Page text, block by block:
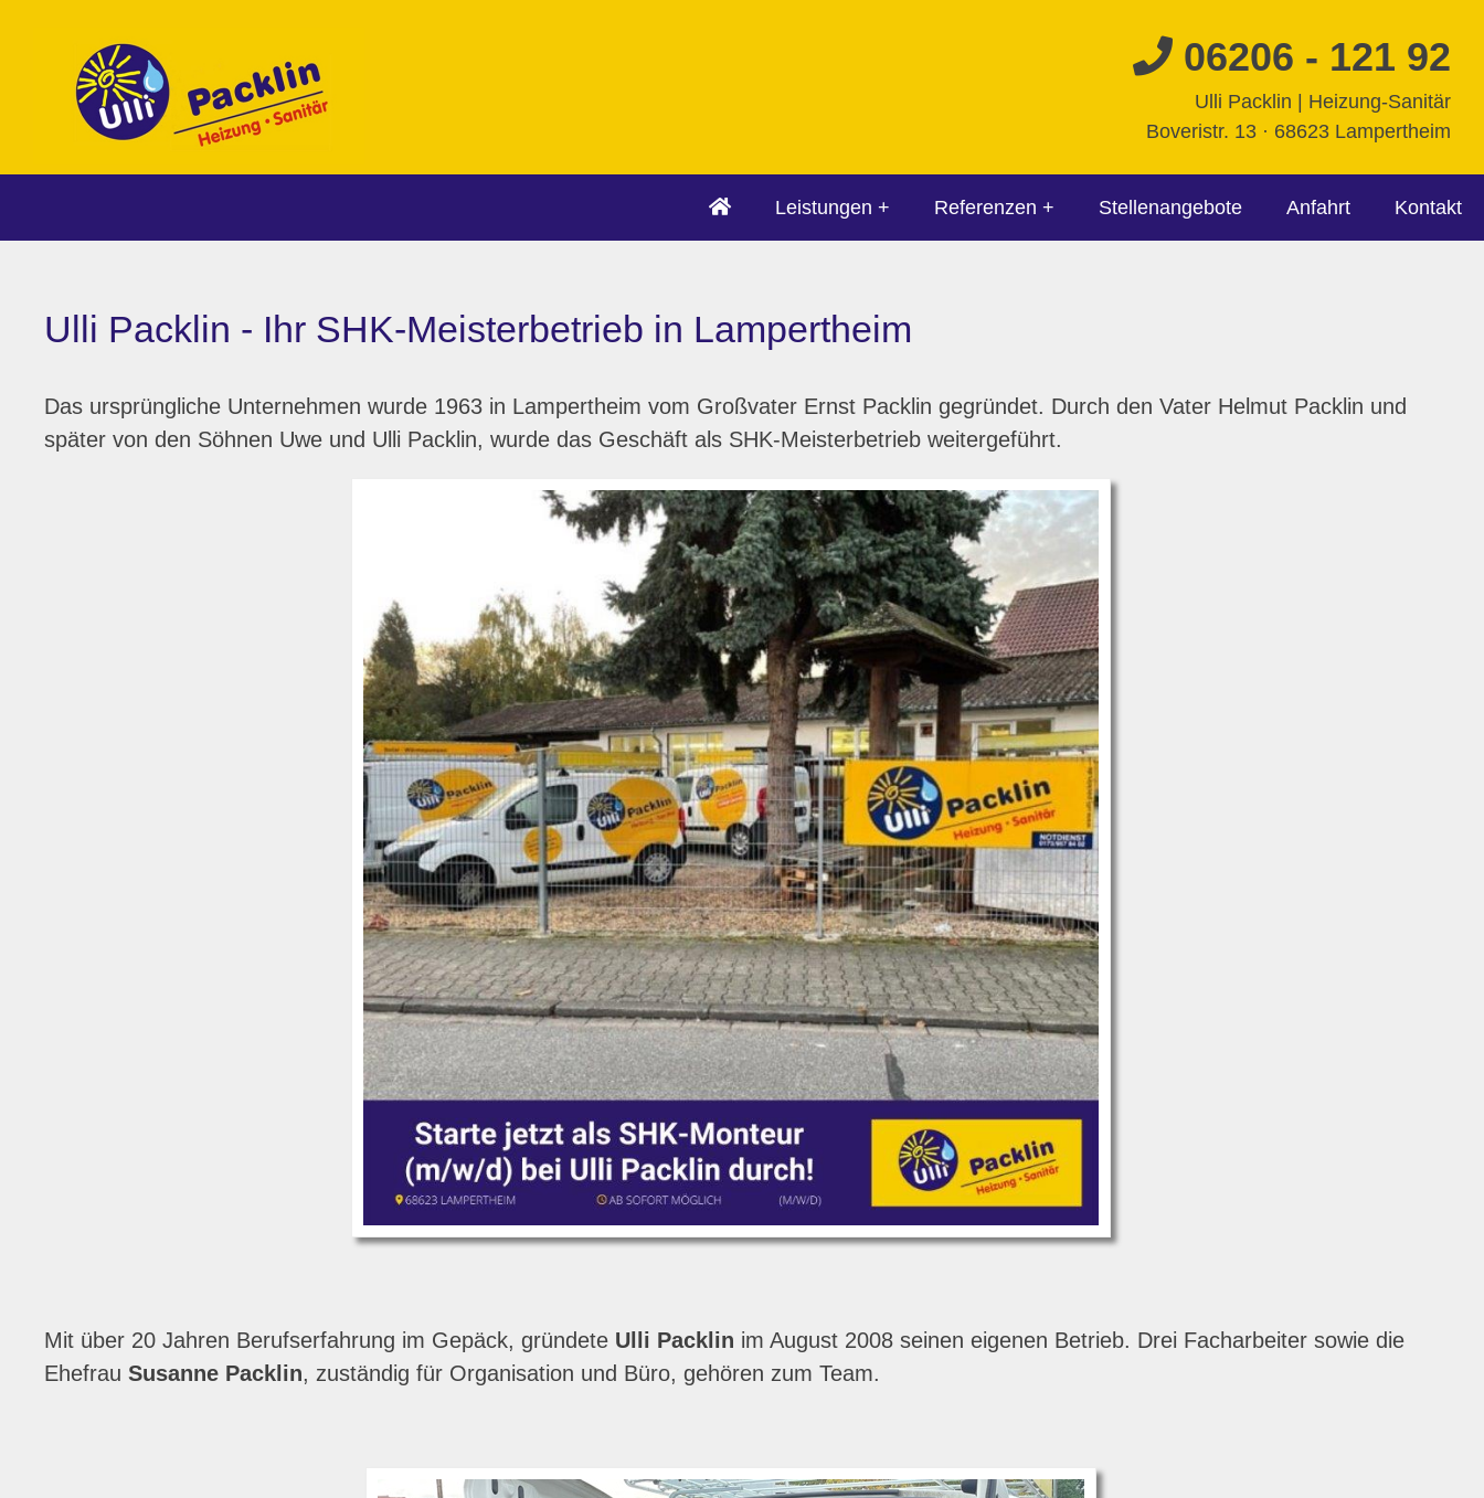
06206 - 121 92
Ulli Packlin | Heizung-Sanitär
Boveristr. 13 · 68623 Lampertheim
Leistungen Referenzen Stellenangebote Anfahrt Kontakt
Ulli Packlin - Ihr SHK-Meisterbetrieb in Lampertheim
Das ursprüngliche Unternehmen wurde 1963 in Lampertheim vom Großvater Ernst Packlin gegründet. Durch den Vater Helmut Packlin und
später von den Söhnen Uwe und Ulli Packlin, wurde das Geschäft als SHK-Meisterbetrieb weitergeführt.
Mit über 20 Jahren Berufserfahrung im Gepäck, gründete Ulli Packlin im August 2008 seinen eigenen Betrieb. Drei Facharbeiter sowie die
EhefrauSusanne Packlin, zuständig für Organisation und Büro, gehören zum Team.